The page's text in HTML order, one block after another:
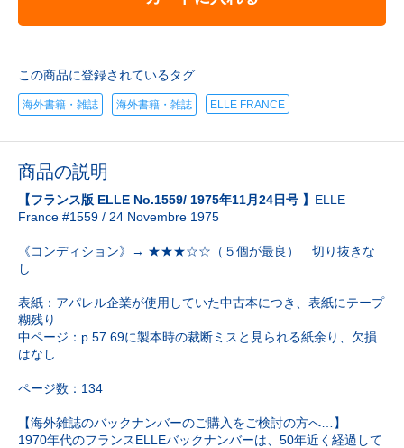
この商品に登録されているタグ
海外書籍・雑誌 海外書籍・雑誌 ELLE FRANCE
商品の説明
【フランス版 ELLE No.1559/ 1975年11月24日号 】 ELLE
France #1559 / 24 Novembre 1975
《コンディション》→ ★★★☆☆（５個が最良） 切り抜きな
し
表紙：アパレル企業が使用していた中古本につき、表紙にテープ
糊残り
中ページ：p.57.69に製本時の裁断ミスと見られる紙余り、欠損
はなし
ページ数：134
【海外雑誌のバックナンバーのご購入をご検討の方へ…】
1970年代のフランスELLEバックナンバーは、50年近く経過して